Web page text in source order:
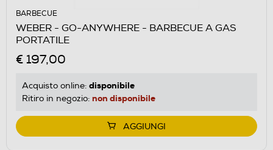
BARBECUE
WEBER - GO-ANYWHERE - BARBECUE A GAS
PORTATILE
€ 197,00
Acquisto online: disponibile
Ritiro in negozio: non disponibile
AGGIUNGI